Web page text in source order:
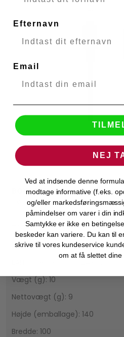
BOYA Mikrofonadapter
BOYA
49271
Tilslutning: 3,5mm jack,
Forpakningsvolume (l): 0.14
Vægt (g): 10
Nettovægt (g): 9
Højde (emballage): 140
Bredde: 100
Efternavn
Email
NEJ
Ved at indsende denne
modtage informative (f.eks.
og/eller
påmindelser om varer i din
Samtykke er ikke en
beskeder kan variere. Du kan til
skrive til vores kundeservice
om at få slettet dine